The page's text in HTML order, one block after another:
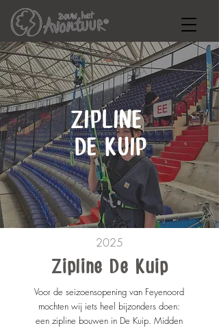
ZIPLINE
DE KUIP
2025
Zipline De Kuip
Voor de seizoensopening van Feyenoord
mochten wij iets heel bijzonders doen:
een zipline bouwen in De Kuip. Midden